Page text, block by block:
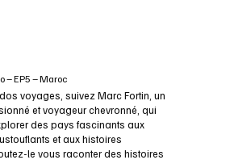
– EP5 – Maroc
voyages, suivez Marc Fortin, un
et voyageur chevronné, qui
des pays fascinants aux
et aux histoires
le vous raconter des histoires